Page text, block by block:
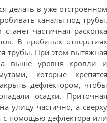
делать в уже отстроенном
каналы под трубы.
частичная раскопка
В пробитых отверстиях
трубы. При этом вытяжная
выше уровня кровли и
которые крепятся
дефлектором, чтобы
осадки. Приточная
улицу частично, а сверху
с помощью дефлектора или